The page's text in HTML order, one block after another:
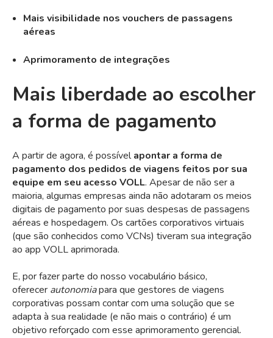
Mais visibilidade nos vouchers de passagens
aéreas
Aprimoramento de integrações
Mais liberdade ao escolher
a forma de pagamento
A partir de agora, é possívelapontar a forma de
pagamento dos pedidos de viagens feitos por sua
equipe em seu acesso VOLL. Apesar de não ser a
maioria, algumas empresas ainda não adotaram os meios
digitais de pagamento por suas despesas de passagens
aéreas e hospedagem. Os cartões corporativos virtuais
(que são conhecidos como VCNs) tiveram sua integração
ao app VOLL aprimorada.
E, por fazer parte do nosso vocabulário básico,
oferecer autonomiapara que gestores de viagens
corporativas possam contar com uma solução que se
adapta à sua realidade (e não mais o contrário) é um
objetivo reforçado com esse aprimoramento gerencial.